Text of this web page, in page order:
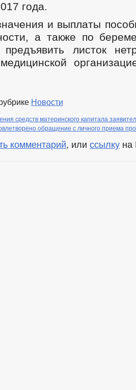
года.
и выплаты
а также по
листок
Новости
средств материнского капитала
обращение с личного приема
комментарий, или ссылку на